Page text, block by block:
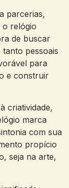
parcerias,
o relógio
de buscar
pessoais
para
e construir
criatividade,
marca
com sua
propício
seja na arte,